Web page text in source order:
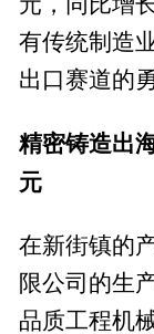
有传统制造
出口赛道的
精密铸造出
元
在新街镇的
限公司的生
品质工程机